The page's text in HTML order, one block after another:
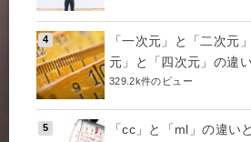
「一次元」と「二次元
元」と「四次元」の違
329.2k件のビュー
「cc」と「ml」の違い